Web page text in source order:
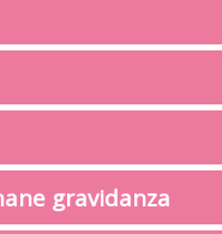
gravidanza